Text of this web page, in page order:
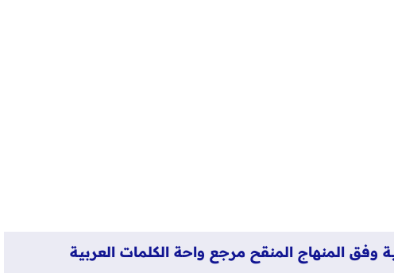
وفق المنهاج المنقح مرجع واحة الكلمات العربية